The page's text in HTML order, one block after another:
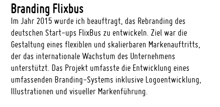
Branding Flixbus
Im Jahr 2015 wurde ich beauftragt, das Rebranding des
deutschen Start-ups FlixBus zu entwickeln. Ziel war die
Gestaltung eines flexiblen und skalierbaren Markenauftritts,
der das internationale Wachstum des Unternehmens
unterstützt. Das Projekt umfasste die Entwicklung eines
umfassenden Branding-Systems inklusive Logoentwicklung,
Illustrationen und visueller Markenführung.